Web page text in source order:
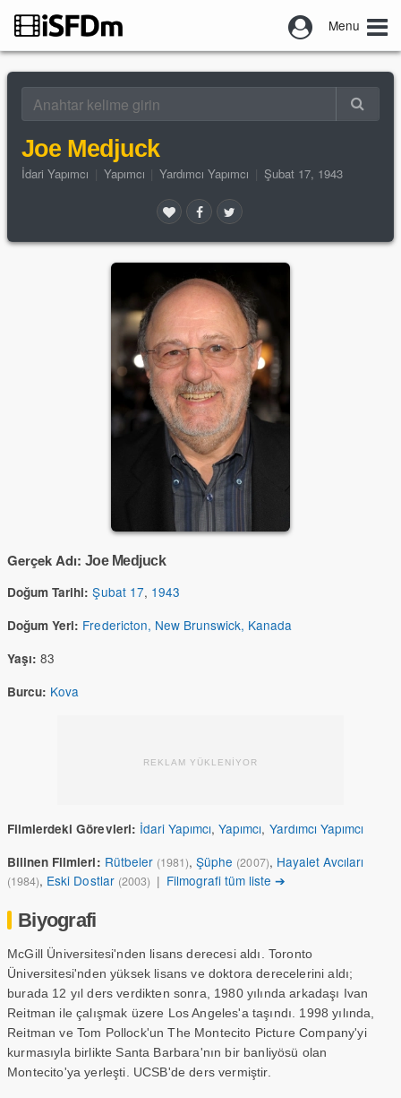
Menu
Joe Medjuck
İdari Yapımcı Yapımcı Yardımcı Yapımcı Şubat 17, 1943
Gerçek Adı: Joe Medjuck
Doğum Tarihi: Şubat 17, 1943
Doğum Yeri: Fredericton, New Brunswick, Kanada
Yaşı: 83
Burcu: Kova
REKLAM YÜKLENİYOR
Filmlerdeki Görevleri: İdari Yapımcı,Yapımcı, Yardımcı Yapımcı
Bilinen Filmleri: Rütbeler (1981),Şüphe (2007), Hayalet Avcıları
(1984), Eski Dostlar (2003) | Filmografi tüm liste ➔
Biyografi
McGill Üniversitesi'nden lisans derecesi aldı. Toronto
Üniversitesi'nden yüksek lisans ve doktora derecelerini aldı;
burada 12 yıl ders verdikten sonra, 1980 yılında arkadaşı Ivan
Reitman ile çalışmak üzere Los Angeles'a taşındı. 1998 yılında,
Reitman ve Tom Pollock'un The Montecito Picture Company'yi
kurmasıyla birlikte Santa Barbara'nın bir banliyösü olan
Montecito'ya yerleşti. UCSB'de ders vermiştir.